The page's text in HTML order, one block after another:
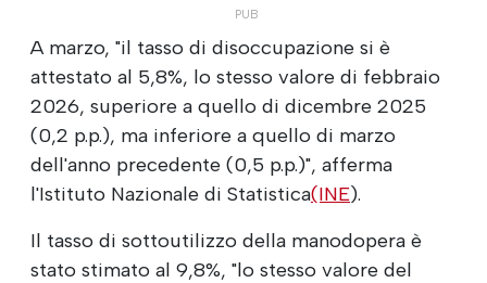
A marzo, "il tasso di disoccupazione si è
attestato al 5,8%, lo stesso valore di febbraio
2026, superiore a quello di dicembre 2025
(0,2 p.p.), ma inferiore a quello di marzo
dell'anno precedente (0,5 p.p.)", afferma
l'Istituto Nazionale di Statistica(INE).
Il tasso di sottoutilizzo della manodopera è
stato stimato al 9,8%, "lo stesso valore del